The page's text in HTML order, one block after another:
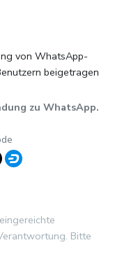
von WhatsApp-
beigetragen
zu WhatsApp.
Bitte